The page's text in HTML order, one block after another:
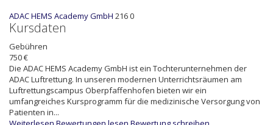
ADAC HEMS Academy GmbH 2160
Kursdaten
Gebühren
750 €
Die ADAC HEMS Academy GmbH ist ein Tochterunternehmen der
ADAC Luftrettung. In unseren modernen Unterrichtsräumen am
Luftrettungscampus Oberpfaffenhofen bieten wir ein
umfangreiches Kursprogramm für die medizinische Versorgung von
Patienten in...